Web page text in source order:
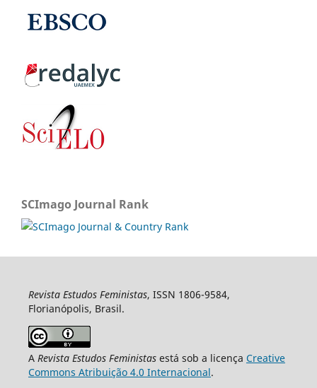
SCImago Journal Rank
Revista Estudos Feministas, ISSN 1806-9584,
Florianópolis, Brasil.
A Revista Estudos Feministasestá sob a licença Creative
Commons Atribuição 4.0 Internacional.